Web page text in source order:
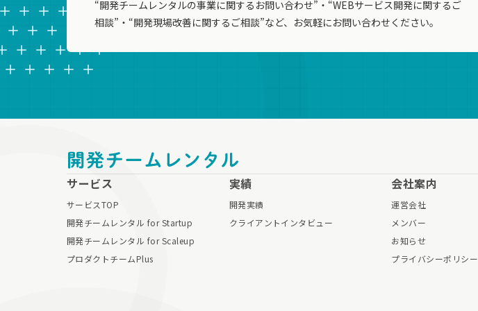
“開発チームレンタルの事業に関するお問い合わせ”・“WEBサービス開発に関するご
相談”・“開発現場改善に関するご相談”など、お気軽にお問い合わせください。
サービス
サービスTOP
開発チームレンタル for Startup
開発チームレンタル for Scaleup
プロダクトチームPlus
実績
開発実績
クライアントインタビュー
会社案内
運営会社
メンバー
お知らせ
プライバシーポリシー